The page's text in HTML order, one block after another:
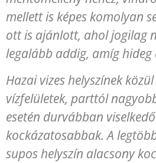
mellett is képes komolyan
ott is ajánlott, ahol jogilag
legalább addig, amíg hideg
Hazai vizes helyszínek
vízfelületek, parttól
esetén durvábban
kockázatosabbak. A
supos helyszín alacsony